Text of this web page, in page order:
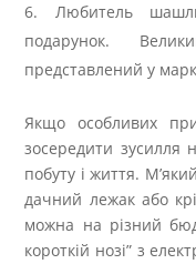
Любитель
подарунок.
представлений у
Якщо особливих
зосередити зусилля
побуту і життя.
дачний лежак або
можна на різний
короткій нозі” з